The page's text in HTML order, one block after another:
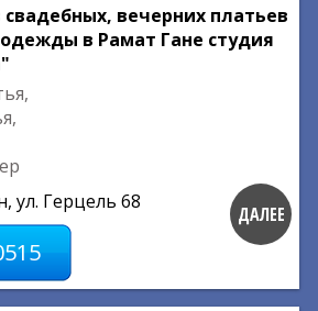
вечерних платьев
в Рамат Гане студия
ул. Герцель 68
ДАЛЕЕ